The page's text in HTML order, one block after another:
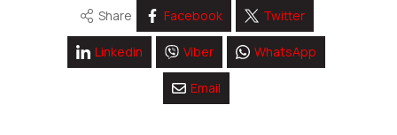
Share Facebook Twitter
Linkedin Viber WhatsApp
Email